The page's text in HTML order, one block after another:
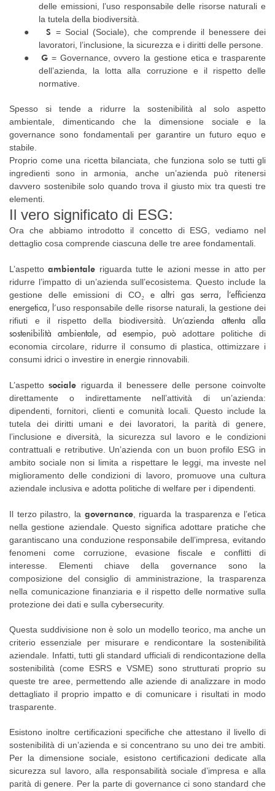
delle emissioni, l’uso responsabile delle risorse naturali e
la tutela della biodiversità.
● S = Social (Sociale), che comprende il benessere dei
lavoratori, l’inclusione, la sicurezza e i diritti delle persone.
● G = Governance, ovvero la gestione etica e trasparente
dell’azienda, la lotta alla corruzione e il rispetto delle
normative.
Spesso si tende a ridurre la sostenibilità al solo aspetto
ambientale, dimenticando che la dimensione sociale e la
governance sono fondamentali per garantire un futuro equo e
stabile.
Proprio come una ricetta bilanciata, che funziona solo se tutti gli
ingredienti sono in armonia, anche un’azienda può ritenersi
davvero sostenibile solo quando trova il giusto mix tra questi tre
elementi.
Il vero significato di ESG:
Ora che abbiamo introdotto il concetto di ESG, vediamo nel
dettaglio cosa comprende ciascuna delle tre aree fondamentali.
L’aspettoambientale riguarda tutte le azioni messe in atto per
ridurre l’impatto di un’azienda sull’ecosistema. Questo include la
gestione delle emissioni di CO₂ e altri gas serra, l’efficienza
energetica, l’uso responsabile delle risorse naturali, la gestione dei
rifiuti e il rispetto della biodiversità. Un’azienda attenta alla
sostenibilità ambientale, ad esempio, può adottare politiche di
economia circolare, ridurre il consumo di plastica, ottimizzare i
consumi idrici o investire in energie rinnovabili.
L’aspettosociale riguarda il benessere delle persone coinvolte
direttamente o indirettamente nell’attività di un’azienda:
dipendenti, fornitori, clienti e comunità locali. Questo include la
tutela dei diritti umani e dei lavoratori, la parità di genere,
l’inclusione e diversità, la sicurezza sul lavoro e le condizioni
contrattuali e retributive. Un’azienda con un buon profilo ESG in
ambito sociale non si limita a rispettare le leggi, ma investe nel
miglioramento delle condizioni di lavoro, promuove una cultura
aziendale inclusiva e adotta politiche di welfare per i dipendenti.
Il terzo pilastro, la governance, riguarda la trasparenza e l’etica
nella gestione aziendale. Questo significa adottare pratiche che
garantiscano una conduzione responsabile dell’impresa, evitando
fenomeni come corruzione, evasione fiscale e conflitti di
interesse. Elementi chiave della governance sono la
composizione del consiglio di amministrazione, la trasparenza
nella comunicazione finanziaria e il rispetto delle normative sulla
protezione dei dati e sulla cybersecurity.
Questa suddivisione non è solo un modello teorico, ma anche un
criterio essenziale per misurare e rendicontare la sostenibilità
aziendale. Infatti, tutti gli standard ufficiali di rendicontazione della
sostenibilità (come ESRS e VSME) sono strutturati proprio su
queste tre aree, permettendo alle aziende di analizzare in modo
dettagliato il proprio impatto e di comunicare i risultati in modo
trasparente.
Esistono inoltre certificazioni specifiche che attestano il livello di
sostenibilità di un’azienda e si concentrano su uno dei tre ambiti.
Per la dimensione sociale, esistono certificazioni dedicate alla
sicurezza sul lavoro, alla responsabilità sociale d’impresa e alla
parità di genere. Per la parte di governance ci sono standard che